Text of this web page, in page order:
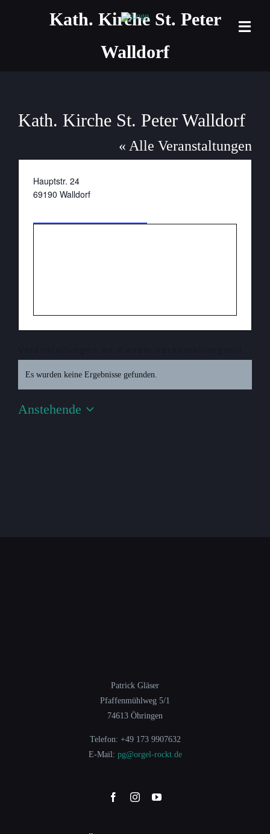
Termine
Formate
Kontakt
Kath. Kirche St. Peter
Walldorf
Kath. Kirche St. Peter Walldorf
« Alle Veranstaltungen
Adresse
Hauptstr. 24
69190 Walldorf
Es wurden keine Ergebnisse gefunden.
Anstehende
Patrick Gläser
Pfaffenmühlweg 5/1
74613 Öhringen
Telefon: +49 173 9907632
E-Mail: pg@orgel-rockt.de